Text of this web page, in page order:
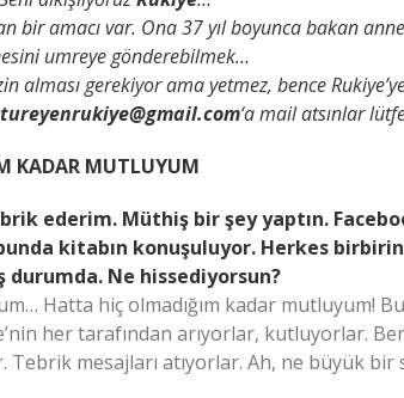
bir amacı var. Ona 37 yıl boyunca bakan
umreye gönderebilmek…
alması gerekiyor ama yetmez, bence
tureyenrukiye@gmail.com‘a mail atsınlar
KADAR MUTLUYUM
ederim. Müthiş bir şey yaptın.
kitabın konuşuluyor. Herkes
durumda. Ne hissediyorsun?
Hatta hiç olmadığım kadar mutluyum!
her tarafından arıyorlar, kutluyorlar.
Tebrik mesajları atıyorlar. Ah, ne büyük